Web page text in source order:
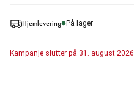
Hjemlevering På lager
Kampanje slutter på 31. august 2026